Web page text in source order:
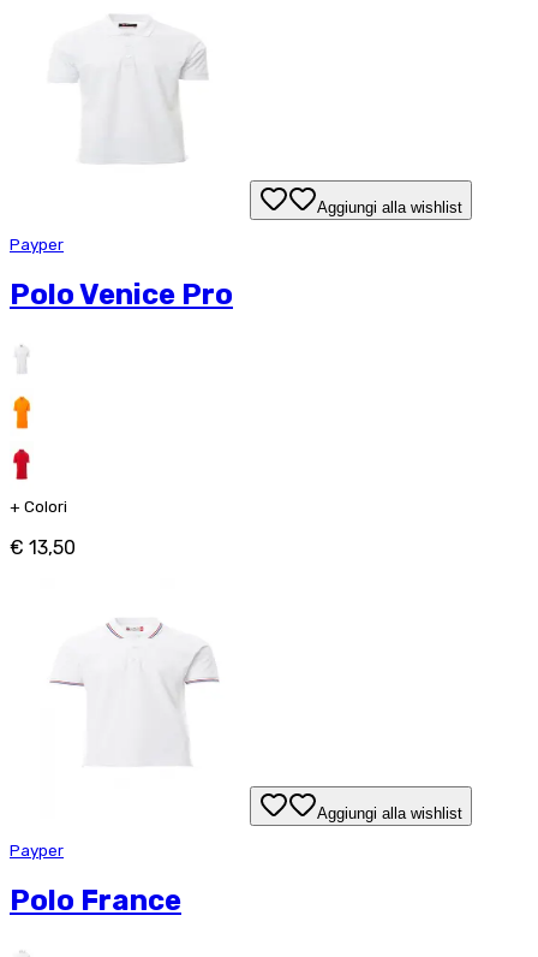
Aggiungi alla wishlist
Payper
Polo Venice Pro
+ Colori
€ 13,50
Aggiungi alla wishlist
Payper
Polo France